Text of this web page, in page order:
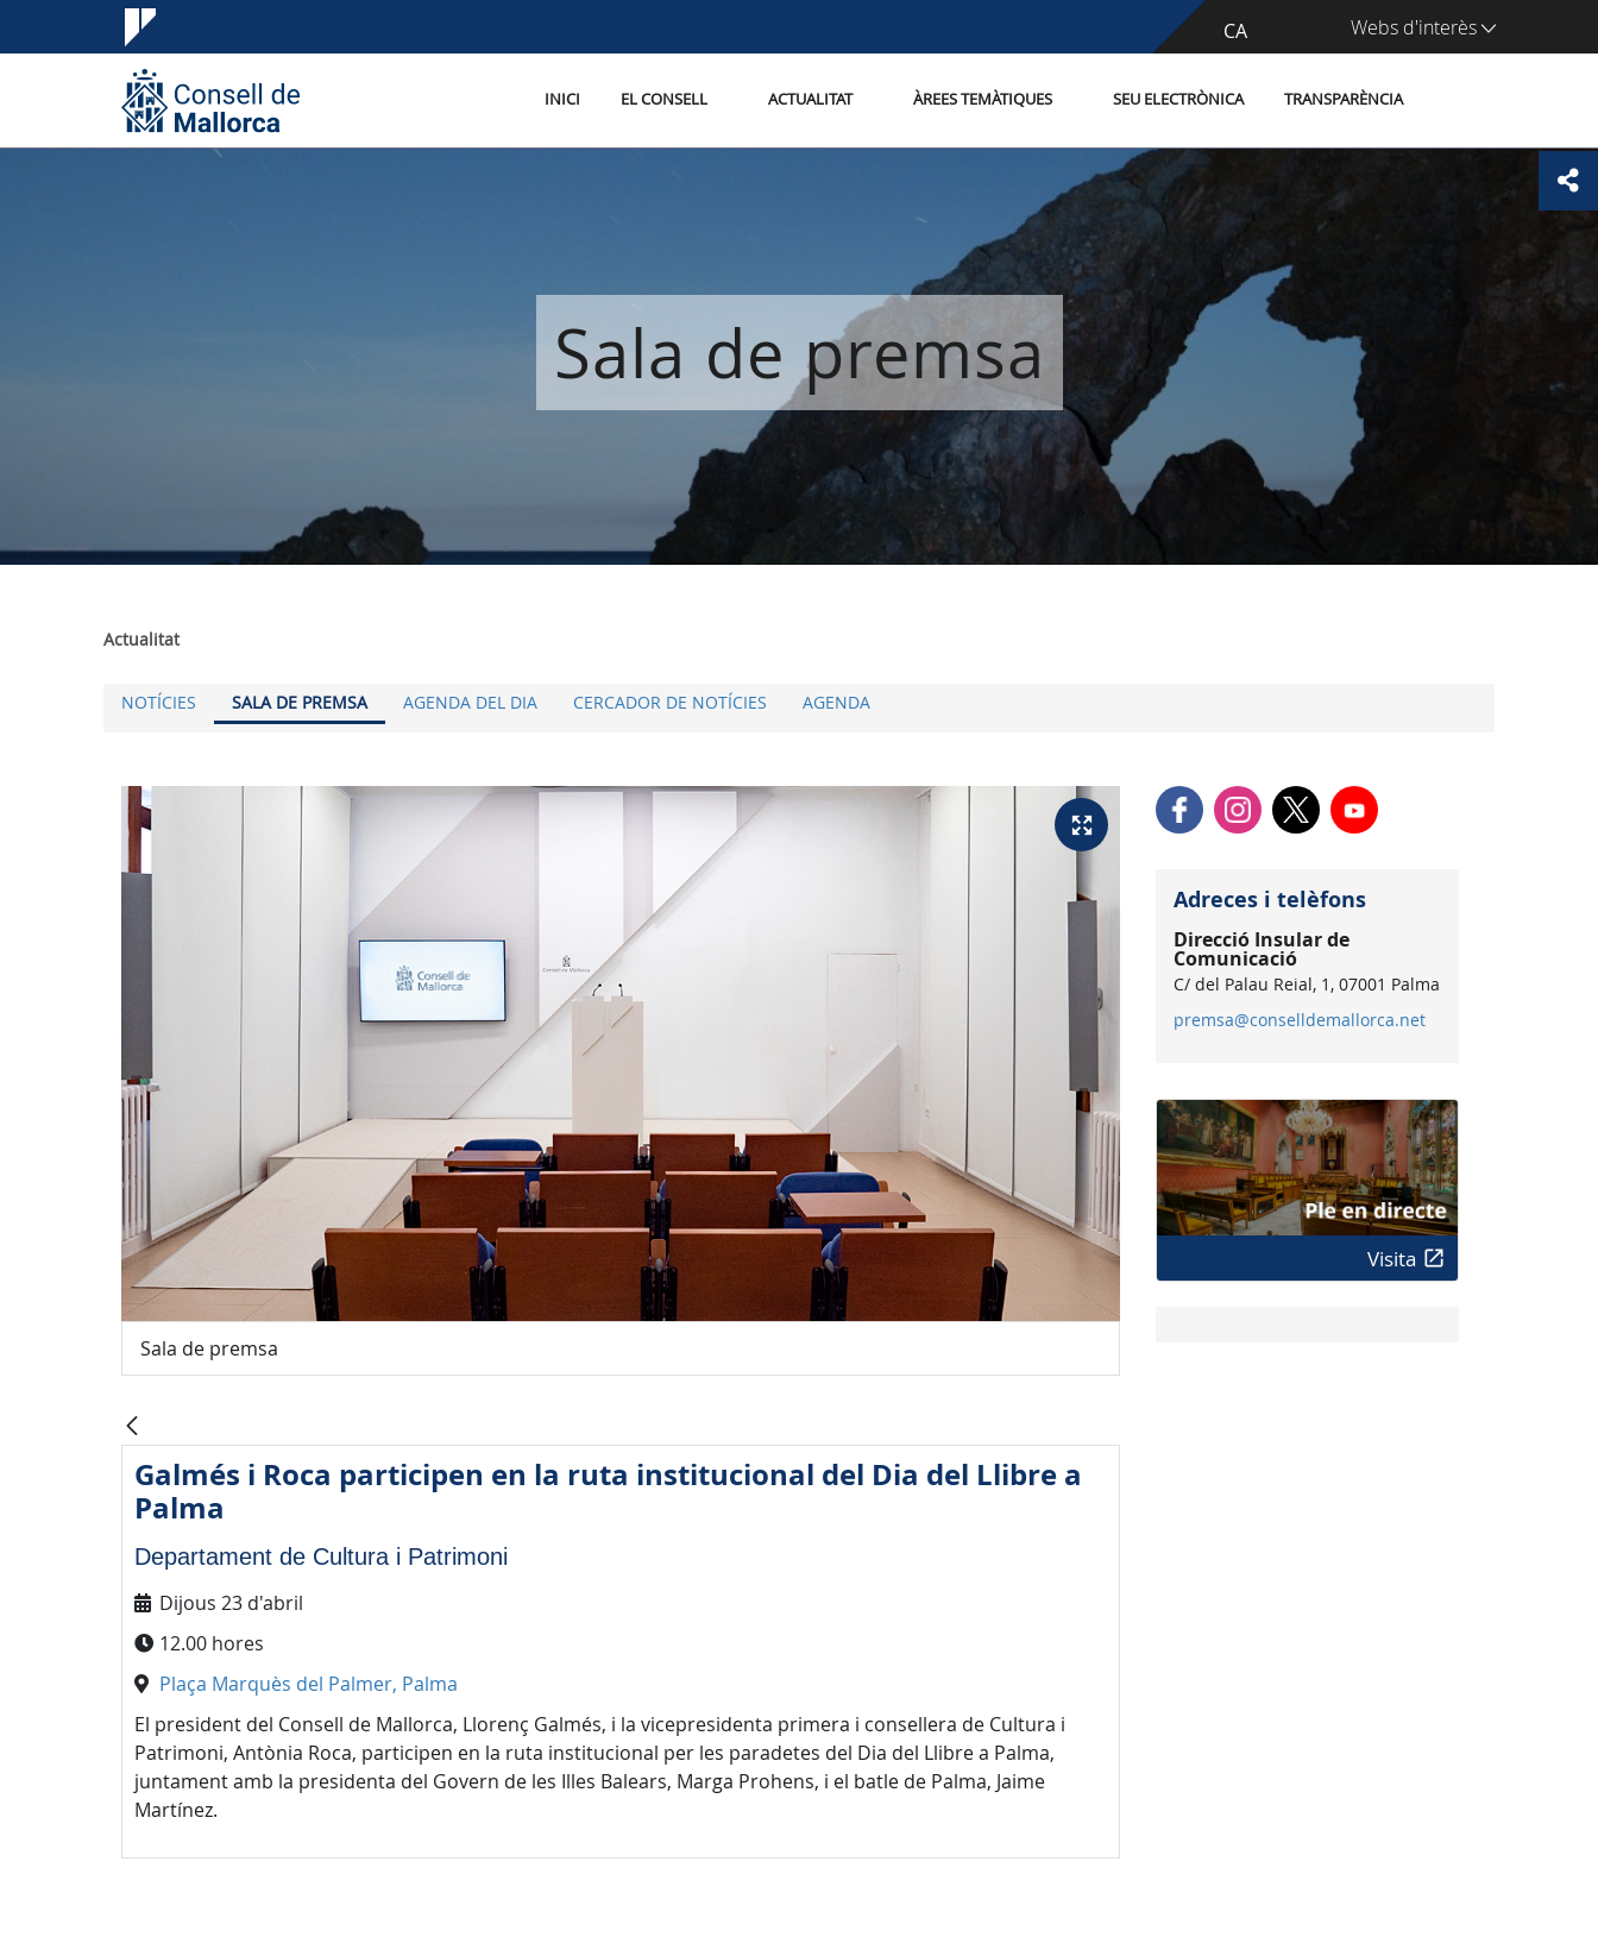
CA
ES Webs d'interès
INICI EL CONSELL ACTUALITAT ÀREES TEMÀTIQUES SEU ELECTRÒNICA TRANSPARÈNCIA
Sala de premsa
Actualitat
NOTÍCIES SALA DE PREMSA AGENDA DEL DIA CERCADOR DE NOTÍCIES AGENDA
Sala de premsa
Galmés i Roca participen en la ruta institucional del Dia del Llibre a
Palma
Departament de Cultura i Patrimoni
Dijous 23 d'abril
12.00 hores
Plaça Marquès del Palmer, Palma
El president del Consell de Mallorca, Llorenç Galmés, i la vicepresidenta primera i consellera de Cultura i
Patrimoni, Antònia Roca, participen en la ruta institucional per les paradetes del Dia del Llibre a Palma,
juntament amb la presidenta del Govern de les Illes Balears, Marga Prohens, i el batle de Palma, Jaime
Martínez.
Adreces i telèfons
Direcció Insular de
Comunicació
C/ del Palau Reial, 1, 07001 Palma
premsa@conselldemallorca.net
Visita